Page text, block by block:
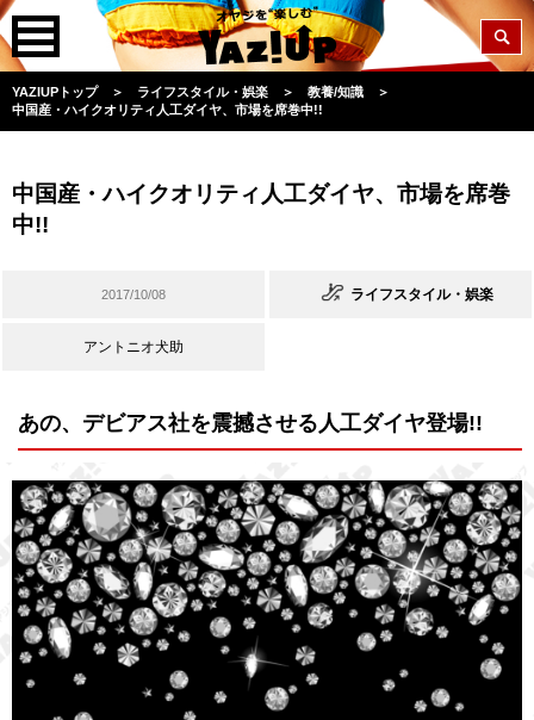
YAZIUPトップ ＞ ライフスタイル・娯楽 ＞ 教養/知識
＞
中国産・ハイクオリティ人工ダイヤ、市場を席巻中!!
中国産・ハイクオリティ人工ダイヤ、市場を席巻
中!!
2017/10/08 ライフスタイル・娯楽
アントニオ犬助
あの、デビアス社を震撼させる人工ダイヤ登場!!